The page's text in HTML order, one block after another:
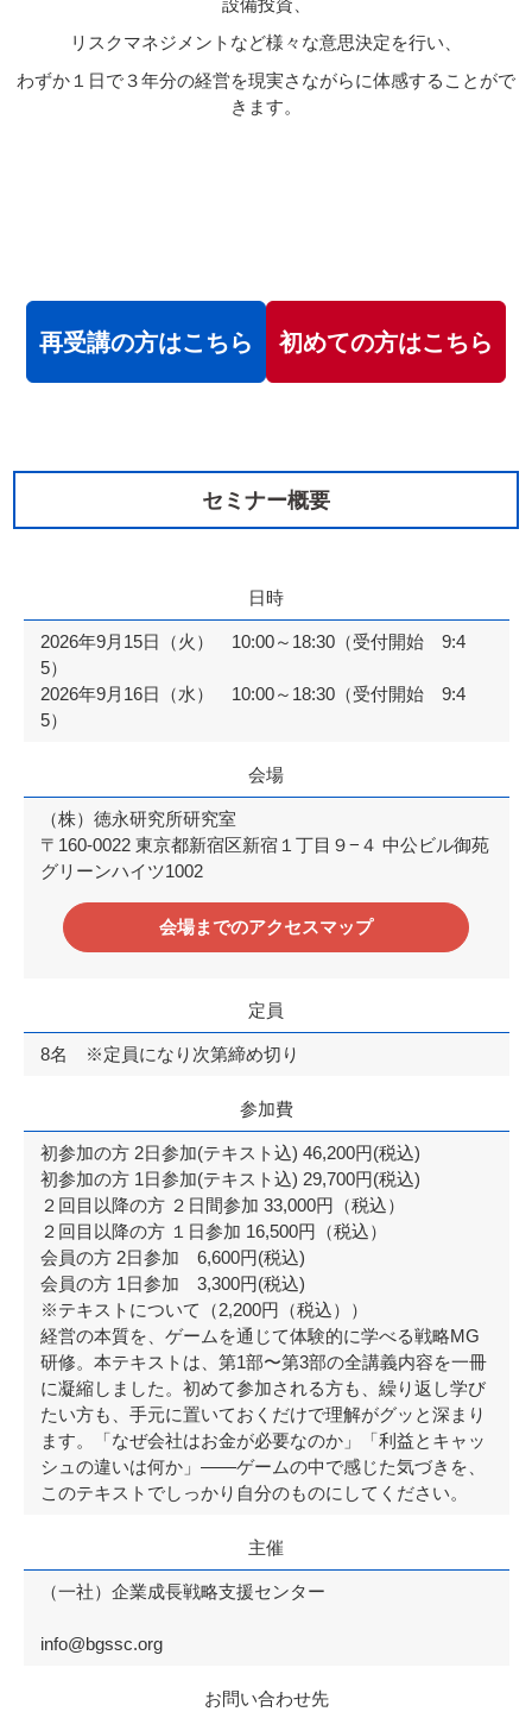
設備投資、
リスクマネジメントなど様々な意思決定を行い、
わずか１日で３年分の経営を現実さながらに体感することがで
きます。
再受講の方はこちら 初めての方はこちら
セミナー概要
日時
2026年9月15日（火） 10:00～18:30（受付開始 9:4
5）
2026年9月16日（水） 10:00～18:30（受付開始 9:4
5）
会場
（株）徳永研究所研究室
〒160-0022 東京都新宿区新宿１丁目９−４ 中公ビル御苑
グリーンハイツ1002
会場までのアクセスマップ
定員
8名 ※定員になり次第締め切り
参加費
初参加の方 2日参加(テキスト込) 46,200円(税込)
初参加の方 1日参加(テキスト込) 29,700円(税込)
２回目以降の方 ２日間参加 33,000円（税込）
２回目以降の方 １日参加 16,500円（税込）
会員の方 2日参加 6,600円(税込)
会員の方 1日参加 3,300円(税込)
※テキストについて（2,200円（税込））
経営の本質を、ゲームを通じて体験的に学べる戦略MG
研修。本テキストは、第1部〜第3部の全講義内容を一冊
に凝縮しました。初めて参加される方も、繰り返し学び
たい方も、手元に置いておくだけで理解がグッと深まり
ます。「なぜ会社はお金が必要なのか」「利益とキャッ
シュの違いは何か」——ゲームの中で感じた気づきを、
このテキストでしっかり自分のものにしてください。
主催
（一社）企業成長戦略支援センター
info@bgssc.org
お問い合わせ先